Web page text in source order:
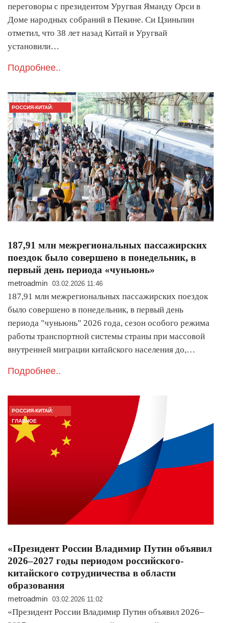
переговоры с президентом Уругвая Яманду Орси в
Доме народных собраний в Пекине. Си Цзиньпин
отметил, что 38 лет назад Китай и Уругвай
установили…
Подробнее..
РОССИЯ-КИТАЙ:
ГЛАВНОЕ
187,91 млн межрегиональных пассажирских
поездок было совершено в понедельник, в
первый день периода «чуньюнь»
metroadmin 03.02.2026 11:46
187,91 млн межрегиональных пассажирских поездок
было совершено в понедельник, в первый день
периода "чуньюнь" 2026 года, сезон особого режима
работы транспортной системы страны при массовой
внутренней миграции китайского населения до,…
Подробнее..
РОССИЯ-КИТАЙ:
ГЛАВНОЕ
«Президент России Владимир Путин объявил
2026–2027 годы периодом российского-
китайского сотрудничества в области
образования
metroadmin 03.02.2026 11:02
«Президент России Владимир Путин объявил 2026–